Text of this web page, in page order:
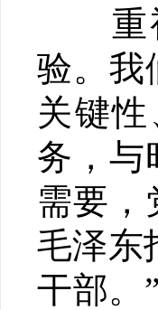
重视
验。我
关键
务，与
需要，
毛泽东
干部。